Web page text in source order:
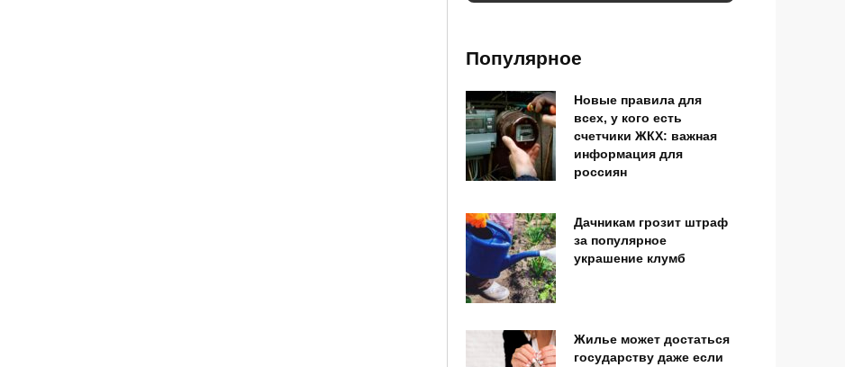
Популярное
Новые правила для
всех, у кого есть
счетчики ЖКХ: важная
информация для
россиян
Дачникам грозит штраф
за популярное
украшение клумб
Жилье может достаться
государству даже если